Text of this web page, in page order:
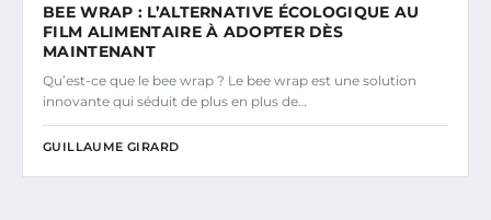
BEE WRAP : L’ALTERNATIVE ÉCOLOGIQUE AU
FILM ALIMENTAIRE À ADOPTER DÈS
MAINTENANT
Qu’est-ce que le bee wrap ? Le bee wrap est une solution
innovante qui séduit de plus en plus de…
GUILLAUME GIRARD